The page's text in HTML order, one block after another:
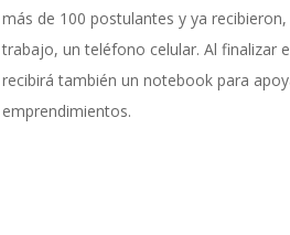
más de 100 postulantes y ya
trabajo, un teléfono celular. Al finalizar
recibirá también un notebook para
emprendimientos.